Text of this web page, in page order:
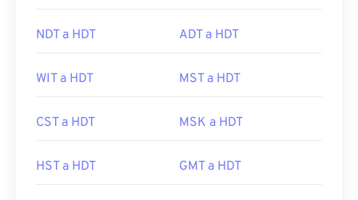
NDT a HDT ADT a HDT
WIT a HDT MST a HDT
CST a HDT MSK a HDT
HST a HDT GMT a HDT